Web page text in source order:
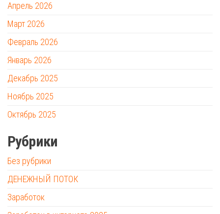
Апрель 2026
Март 2026
Февраль 2026
Январь 2026
Декабрь 2025
Ноябрь 2025
Октябрь 2025
Рубрики
Без рубрики
ДЕНЕЖНЫЙ ПОТОК
Заработок